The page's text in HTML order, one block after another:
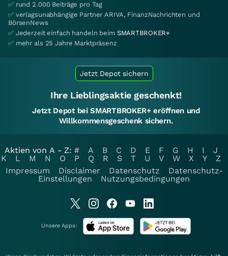
✅ rund 2.000 Beiträge pro Tag
✅ verlagsunabhängige Partner ARIVA, FinanzNachrichten und
BörsenNews
✅ Jederzeit einfach handeln beim SMARTBROKER+
✅ mehr als 25 Jahre Marktpräsenz
Jetzt Depot sichern
Ihre Lieblingsaktie geschenkt!
Jetzt Depot bei SMARTBROKER+ eröffnen und
Willkommensgeschenk sichern.
Aktien von A - Z: # A B C D E F G H I
J
K
L M N O P Q R S T U V W X Y
Z
Impressum
Disclaimer Datenschutz
Datenschutz-
Einstellungen
Nutzungsbedingungen
Unsere Apps: